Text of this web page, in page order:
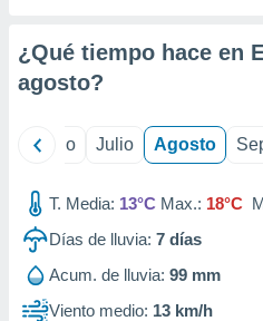
e
de
¿Qué tiempo hace en
agosto?
Junio Julio Agosto
T. Media: 13°C Max.: 18°C
Días de lluvia: 7 días
Acum. de lluvia: 99 mm
Viento medio: 13 km/h